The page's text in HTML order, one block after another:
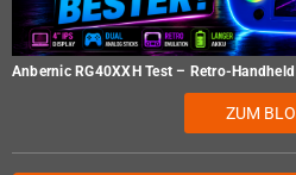
Anbernic RG40XXH Test – Retro-
ZUM